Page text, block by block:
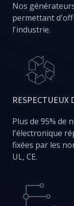
Nos
permettant
l'industrie.
RESPECTUEUX
Plus de 95% de
l'électronique
fixées par les
UL, CE.